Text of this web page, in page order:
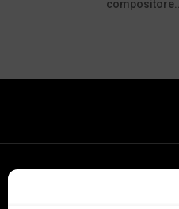
compositore...